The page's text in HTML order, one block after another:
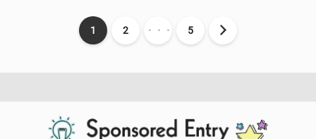
1 2 ・・・ 5